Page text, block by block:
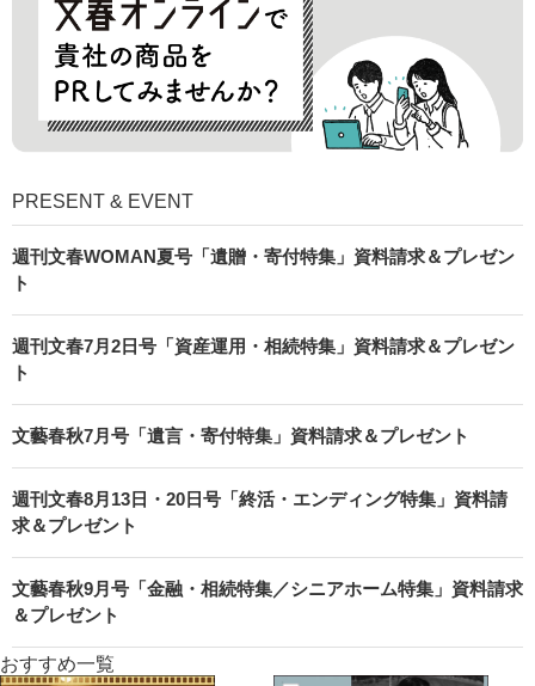
PRESENT & EVENT
週刊文春WOMAN夏号「遺贈・寄付特集」資料請求＆プレゼン
ト
週刊文春7月2日号「資産運用・相続特集」資料請求＆プレゼン
ト
文藝春秋7月号「遺言・寄付特集」資料請求＆プレゼント
週刊文春8月13日・20日号「終活・エンディング特集」資料請
求＆プレゼント
文藝春秋9月号「金融・相続特集／シニアホーム特集」資料請求
＆プレゼント
おすすめ一覧